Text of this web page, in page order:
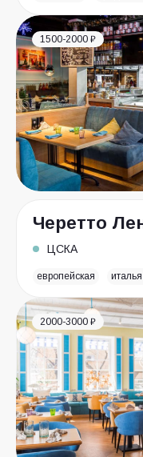
1500-2000 ₽
Черетто
ЦСКА
европейская
2000-3000 ₽